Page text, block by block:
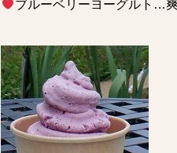
ブルーベリーヨーグルト…